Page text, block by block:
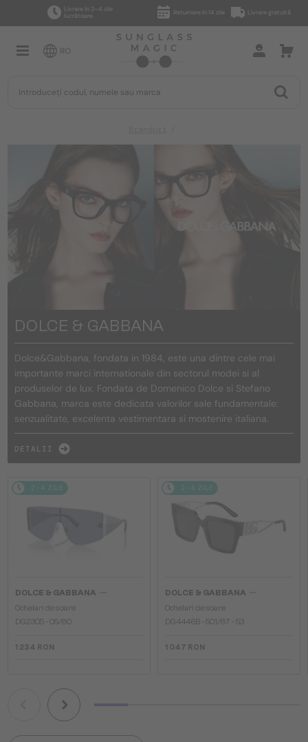
Livrare în 2–4 zile
lucrătoare
Returnare în 14 zile Livrare gratuită
RO
DOLCE & GABBANA
Dolce&Gabbana, fondata in 1984, este una dintre cele mai
importante marci internationale din sectorul modei si al
produselor de lux. Fondata de Domenico Dolce si Stefano
Gabbana, marca este dedicata valorilor sale fundamentale:
senzualitate, excelenta vestimentara si mostenire italiana.
DETALII
2-4 ZILE
DOLCE & GABBANA
Ochelari de soare
DG2305 - 05/80
1 234 RON
2-4 ZILE
DOLCE & GABBANA
Ochelari de soare
DG4446B - 501/87 - 53
1 047 RON